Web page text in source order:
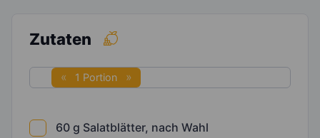
Zutaten
1 Portion
60 g Salatblätter, nach Wahl